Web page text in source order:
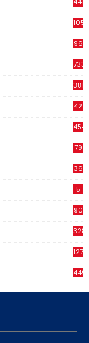
441
1057
96
7332
3815
42
454
79
36
5
90
328
1270
449